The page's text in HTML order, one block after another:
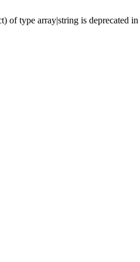
of type array|string is deprecated in